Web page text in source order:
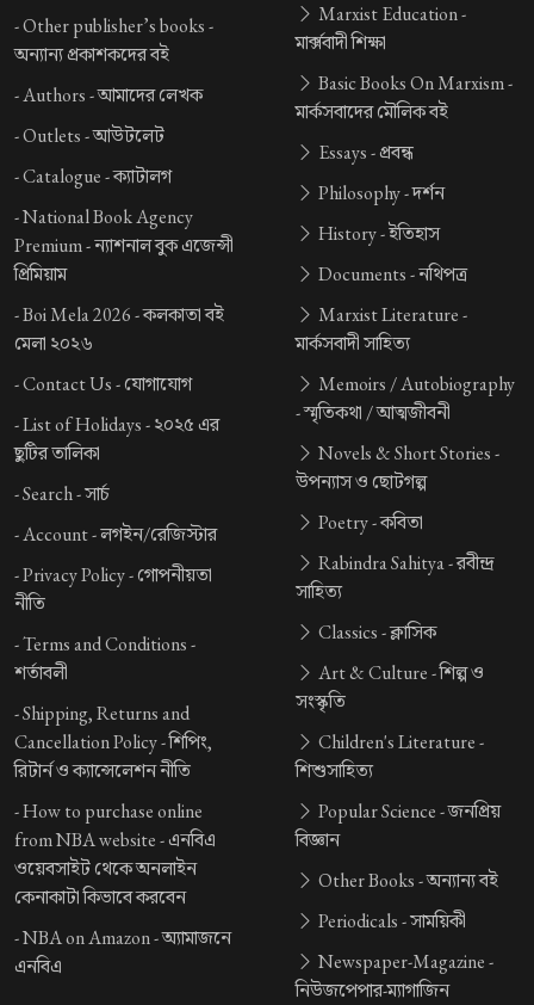
-Other publisher’s books -
অন্যান্য প্রকাশকদের বই
-Authors -আমাদের লেখক
-Outlets -আউটলেট
-Catalogue -ক্যাটালগ
-National Book Agency
Premium -ন্যাশনাল বুক এজেন্সী
প্রিমিয়াম
-Boi Mela 2026 -কলকাতা বই
মেলা ২০২৬
-Contact Us -যোগাযোগ
-List of Holidays -২০২৫ এর
ছুটির তালিকা
-Search -সার্চ
-Account -লগইন/রেজিস্টার
-Privacy Policy -গোপনীয়তা
নীতি
-Terms and Conditions -
শর্তাবলী
-Shipping, Returns and
Cancellation Policy -শিপিং,
রিটার্ন ও ক্যান্সেলেশন নীতি
-How to purchase online
from NBA website -এনবিএ
ওয়েবসাইট থেকে অনলাইন
কেনাকাটা কিভাবে করবেন
-NBA on Amazon -অ্যামাজনে
এনবিএ
Marxist Education -
মার্ক্সবাদী শিক্ষা
Basic Books On Marxism -
মার্কসবাদের মৌলিক বই
Essays -প্রবন্ধ
Philosophy -দর্শন
History -ইতিহাস
Documents -নথিপত্র
Marxist Literature -
মার্কসবাদী সাহিত্য
Memoirs / Autobiography
-স্মৃতিকথা / আত্মজীবনী
Novels & Short Stories -
উপন্যাস ও ছোটগল্প
Poetry -কবিতা
Rabindra Sahitya -রবীন্দ্র
সাহিত্য
Classics -ক্লাসিক
Art & Culture -শিল্প ও
সংস্কৃতি
Children's Literature -
শিশুসাহিত্য
Popular Science -জনপ্রিয়
বিজ্ঞান
Other Books -অন্যান্য বই
Periodicals -সাময়িকী
Newspaper-Magazine -
নিউজপেপার-ম্যাগাজিন